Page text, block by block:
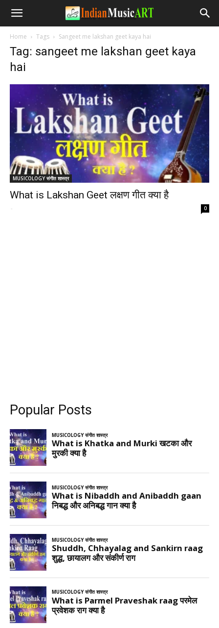
Home Tags Sangeet me lakshan geet kaya hai
Tag: sangeet me lakshan geet kaya
hai
MUSICOLOGY संगीत शास्त्र
What is Lakshan Geet लक्षण गीत क्या है
- 0
Popular Posts